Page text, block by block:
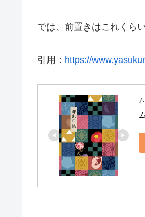
では、前置きはこれくら
引用： https://